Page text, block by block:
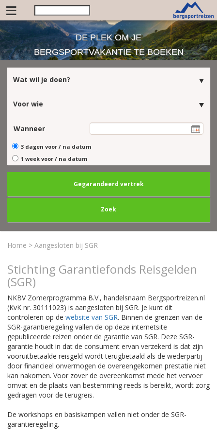
≡
DE PLEK OM JE
BERGSPORTVAKANTIE TE BOEKEN
Wat wil je doen?
Voor wie
Wanneer
3 dagen voor / na datum
1 week voor / na datum
Gegarandeerd vertrek
Zoek
Home > Aangesloten bij SGR
Stichting Garantiefonds Reisgelden
(SGR)
NKBV Zomerprogramma B.V., handelsnaam Bergsportreizen.nl
(KvK nr. 30111023) is aangesloten bij SGR. Je kunt dit
controleren op de website van SGR. Binnen de grenzen van de
SGR-garantieregeling vallen de op deze internetsite
gepubliceerde reizen onder de garantie van SGR. Deze SGR-
garantie houdt in dat de consument ervan verzekerd is dat zijn
vooruitbetaalde reisgeld wordt terugbetaald als de wederpartij
door financieel onvermogen de overeengekomen prestatie niet
kan nakomen. Voor zover de overeenkomst mede het vervoer
omvat en de plaats van bestemming reeds is bereikt, wordt zorg
gedragen voor de terugreis.
De workshops en basiskampen vallen niet onder de SGR-
garantieregeling.